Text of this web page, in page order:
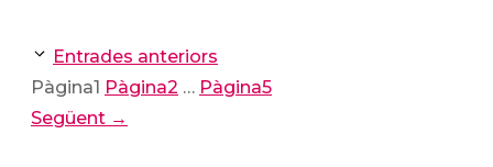
Entrades anteriors
Pàgina1 Pàgina2 … Pàgina5
Següent →